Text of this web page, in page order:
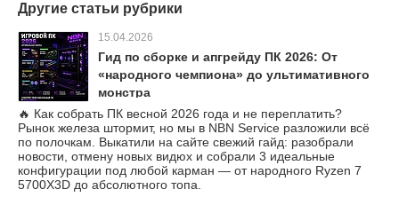
Другие статьи рубрики
15.04.2026
Гид по сборке и апгрейду ПК 2026: От
«народного чемпиона» до ультимативного
монстра
🔥 Как собрать ПК весной 2026 года и не переплатить?
Рынок железа штормит, но мы в NBN Service разложили всё
по полочкам. Выкатили на сайте свежий гайд: разобрали
новости, отмену новых видюх и собрали 3 идеальные
конфигурации под любой карман — от народного Ryzen 7
5700X3D до абсолютного топа.